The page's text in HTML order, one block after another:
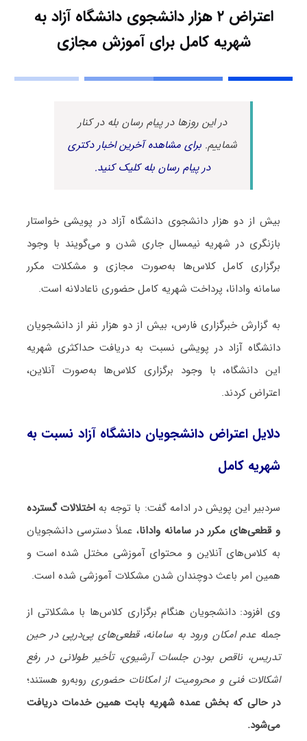
اعتراض ۲ هزار دانشجوی دانشگاه آزاد به
شهریه کامل برای آموزش مجازی
در این روزها در پیام رسان بله در کنار
شماییم.برای مشاهده آخرین اخبار دکتری
در پیام رسان بله کلیک کنید.
بیش از دو هزار دانشجوی دانشگاه آزاد در پویشی خواستار
بازنگری در شهریه نیمسال جاری شدن و می‌گویند با وجود
برگزاری کامل کلاس‌ها به‌صورت مجازی و مشکلات مکرر
سامانه وادانا، پرداخت شهریه کامل حضوری ناعادلانه است.
به گزارش خبرگزاری فارس، بیش از دو هزار نفر از دانشجویان
دانشگاه آزاد در پویشی نسبت به دریافت حداکثری شهریه
این دانشگاه، با وجود برگزاری کلاس‌ها به‌صورت آنلاین،
اعتراض کردند.
دلایل اعتراض دانشجویان دانشگاه آزاد نسبت به
شهریه کامل
سردبیر این پویش در ادامه گفت: با توجه به اختلالات گسترده
و قطعی‌های مکرر در سامانه وادانا، عملاً دسترسی دانشجویان
به کلاس‌های آنلاین و محتوای آموزشی مختل شده است و
همین امر باعث دوچندان شدن مشکلات آموزشی شده است.
وی افزود: دانشجویان هنگام برگزاری کلاس‌ها با مشکلاتی از
جمله‌ عدم امکان ورود به سامانه، قطعی‌های پی‌درپی در حین
تدریس، ناقص بودن جلسات آرشیوی، تأخیر طولانی در رفع
اشکالات فنی و محرومیت از امکانات حضوری روبه‌رو هستند؛
در حالی که بخش عمده شهریه بابت همین خدمات دریافت
می‌شود.